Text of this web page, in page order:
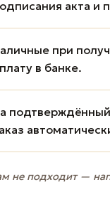
акта и
при
в банке.
не подходит —